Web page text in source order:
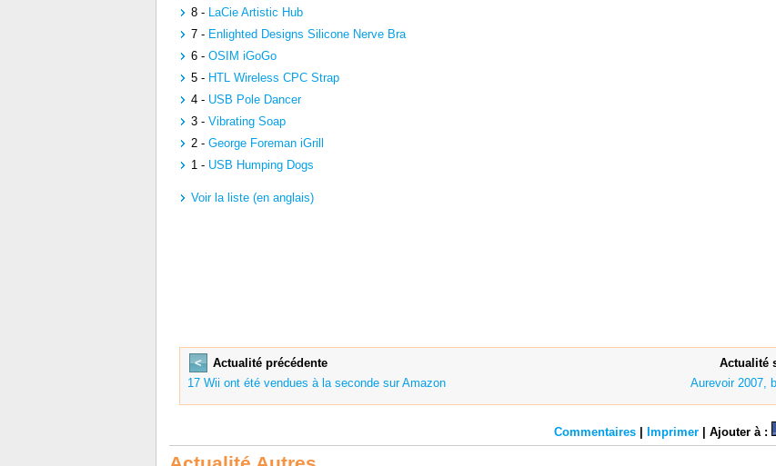
8 - LaCie Artistic Hub
7 - Enlighted Designs Silicone Nerve Bra
6 - OSIM iGoGo
5 - HTL Wireless CPC Strap
4 - USB Pole Dancer
3 - Vibrating Soap
2 - George Foreman iGrill
1 - USB Humping Dogs
Voir la liste (en anglais)
<
Actualité précédente
17 Wii ont été vendues à la seconde sur Amazon
Actualité
Aurevoir 2007,
Commentaires |Imprimer | Ajouter à :